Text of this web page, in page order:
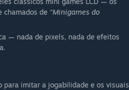
chamados de “Minigames do
— nada de pixels, nada de efeitos
para imitar a jogabilidade e os visuais